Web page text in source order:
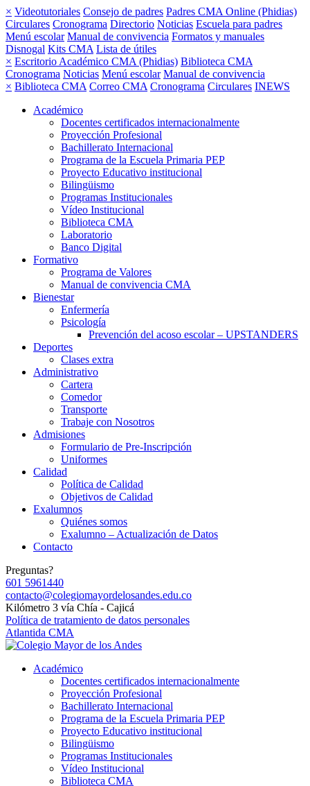
× Videotutoriales Consejo de padres Padres CMA Online (Phidias)
Circulares Cronograma Directorio Noticias Escuela para padres
Menú escolar Manual de convivencia Formatos y manuales
Disnogal Kits CMA Lista de útiles
× Escritorio Académico CMA (Phidias) Biblioteca CMA
Cronograma Noticias Menú escolar Manual de convivencia
× Biblioteca CMA Correo CMA Cronograma Circulares INEWS
Académico
Docentes certificados internacionalmente
Proyección Profesional
Bachillerato Internacional
Programa de la Escuela Primaria PEP
Proyecto Educativo institucional
Bilingüismo
Programas Institucionales
Vídeo Institucional
Biblioteca CMA
Laboratorio
Banco Digital
Formativo
Programa de Valores
Manual de convivencia CMA
Bienestar
Enfermería
Psicología
Prevención del acoso escolar – UPSTANDERS
Deportes
Clases extra
Administrativo
Cartera
Comedor
Transporte
Trabaje con Nosotros
Admisiones
Formulario de Pre-Inscripción
Uniformes
Calidad
Política de Calidad
Objetivos de Calidad
Exalumnos
Quiénes somos
Exalumno – Actualización de Datos
Contacto
Preguntas?
601 5961440
contacto@colegiomayordelosandes.edu.co
Kilómetro 3 vía Chía - Cajicá
Política de tratamiento de datos personales
Atlantida CMA
Académico
Docentes certificados internacionalmente
Proyección Profesional
Bachillerato Internacional
Programa de la Escuela Primaria PEP
Proyecto Educativo institucional
Bilingüismo
Programas Institucionales
Vídeo Institucional
Biblioteca CMA